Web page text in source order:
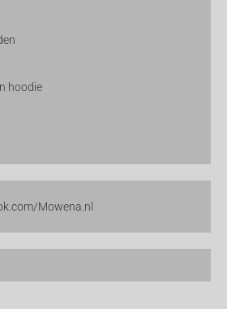
hoodie
Mowena.nl